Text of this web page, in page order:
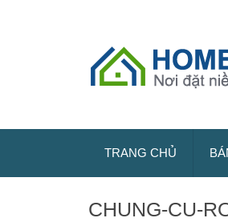
TRANG CHỦ
CHUNG-CU-